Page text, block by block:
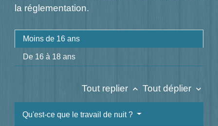
la réglementation.
Moins de 16 ans
De 16 à 18 ans
Tout replier keyboard_arrow_up Tout déplier keyboard_arrow_down
Qu'est-ce que le travail de nuit ?